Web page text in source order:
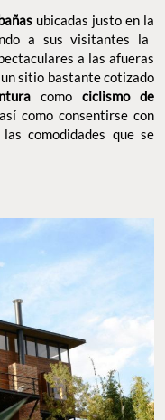
ubicadas justo en la
a sus visitantes la
a las afueras
un sitio bastante cotizado
como ciclismo de
como consentirse con
comodidades que se